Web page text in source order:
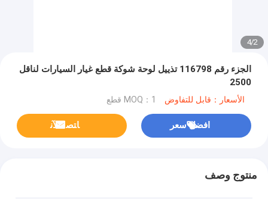
2
/
4
الجزء رقم 116798 تذييل لوحة شوكة قطع غيار السيارات لناقل
2500
الأسعار：قابل للتفاوض MOQ：1 قطع
افضل سعر ﺎﺘﺼﻟ ﺍﻶﻧ
منتوج وصف